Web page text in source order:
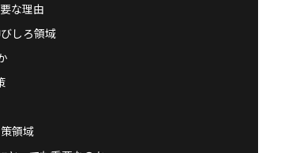
な理由
しろ領域
領域